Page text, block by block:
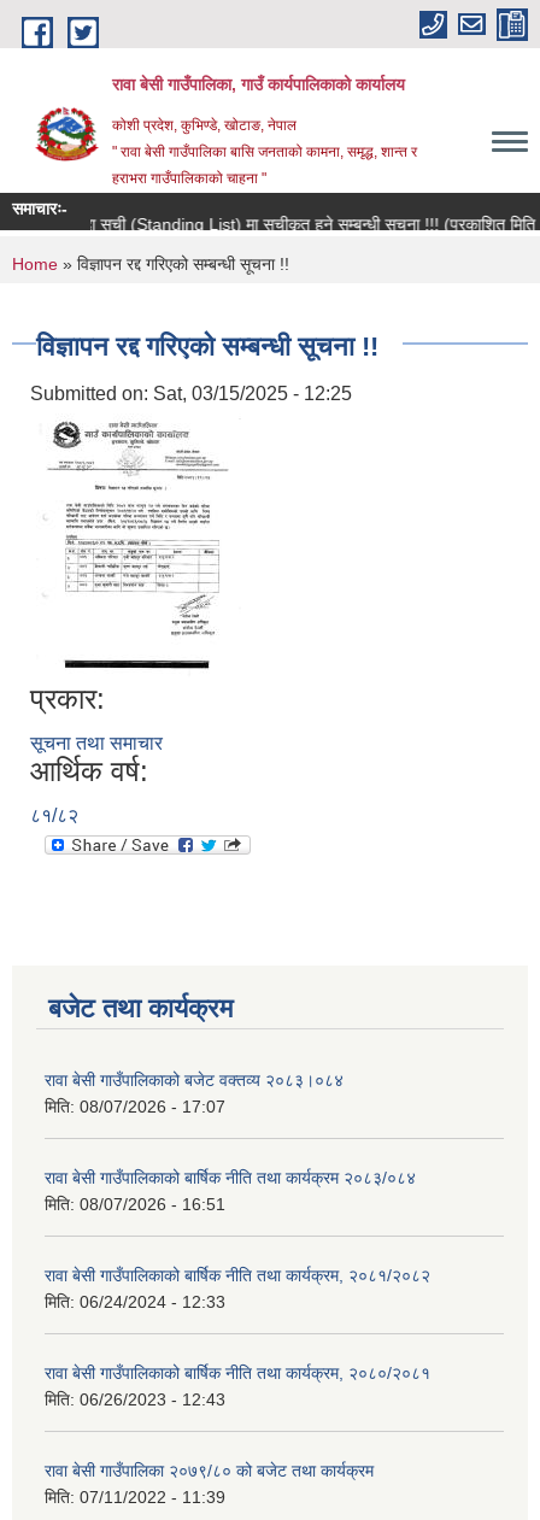
Skip to main content
रावा बेसी गाउँपालिका, गाउँ कार्यपालिकाको कार्यालय
कोशी प्रदेश, कुभिण्डे, खोटाङ, नेपाल
" रावा बेसी गाउँपालिका बासि जनताको कामना, समृद्ध, शान्त र
हराभरा गाउँपालिकाको चाहना "
समाचारः-
मौजुदा सूची (Standing List) मा सूचीकृत हुने सम्बन्धी सूचना !!! (प्रकाशित मिति
You are here
Home » विज्ञापन रद्द गरिएको सम्बन्धी सूचना !!
विज्ञापन रद्द गरिएको सम्बन्धी सूचना !!
Submitted on: Sat, 03/15/2025 - 12:25
प्रकार:
सूचना तथा समाचार
आर्थिक वर्ष:
८१/८२
बजेट तथा कार्यक्रम
रावा बेसी गाउँपालिकाको बजेट वक्तव्य २०८३।०८४
मिति: 08/07/2026 - 17:07
रावा बेसी गाउँपालिकाको बार्षिक नीति तथा कार्यक्रम २०८३/०८४
मिति: 08/07/2026 - 16:51
रावा बेसी गाउँपालिकाको बार्षिक नीति तथा कार्यक्रम, २०८१/२०८२
मिति: 06/24/2024 - 12:33
रावा बेसी गाउँपालिकाको बार्षिक नीति तथा कार्यक्रम, २०८०/२०८१
मिति: 06/26/2023 - 12:43
रावा बेसी गाउँपालिका २०७९/८० को बजेट तथा कार्यक्रम
मिति: 07/11/2022 - 11:39